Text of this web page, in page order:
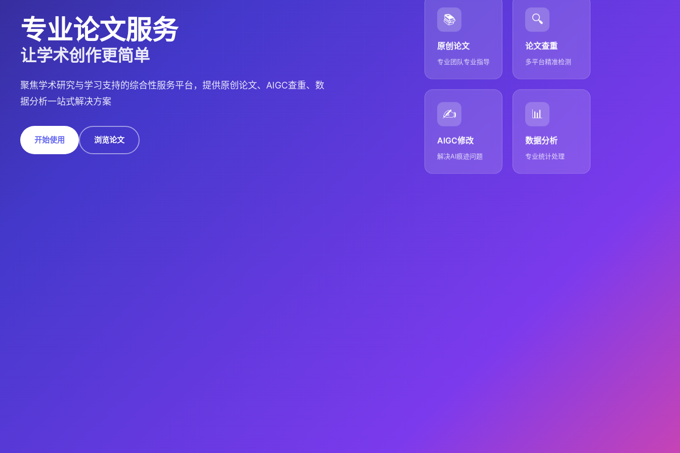
专业论文服务
让学术创作更简单
聚焦学术研究与学习支持的综合性服务平台，提供原创论文、AIGC查重、数
据分析一站式解决方案
开始使用 浏览论文
📚
原创论文
专业团队专业指导
🔍
论文查重
多平台精准检测
✍️
AIGC修改
解决AI痕迹问题
📊
数据分析
专业统计处理